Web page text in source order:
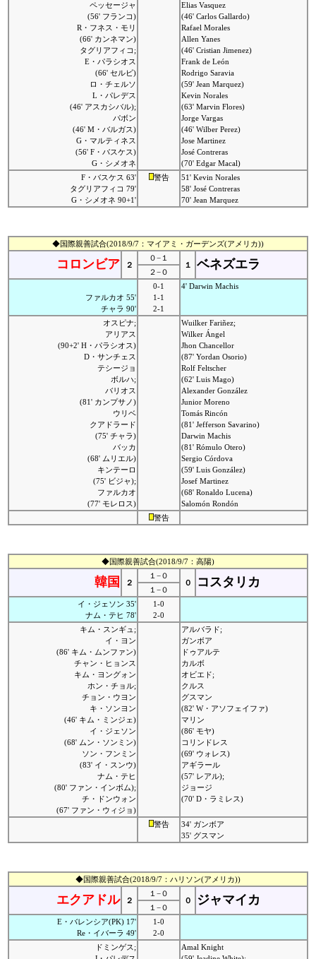
ペッセージャ
(56' フランコ)
R・フネス・モリ
(66' カンネマン)
タグリアフィコ;
E・パラシオス
(66' セルビ)
ロ・チェルソ
L・パレデス
(46' アスカシバル);
パボン
(46' M・バルガス)
G・マルティネス
(56' F・バスケス)
G・シメオネ
Elias Vasquez
(46' Carlos Gallardo)
Rafael Morales
Allen Yanes
(46' Cristian Jimenez)
Frank de León
Rodrigo Saravia
(59' Jean Marquez)
Kevin Norales
(63' Marvin Flores)
Jorge Vargas
(46' Wilber Perez)
Jose Martinez
José Contreras
(70' Edgar Macal)
F・バスケス 63'
タグリアフィコ 79'
G・シメオネ 90+1'
警告
51' Kevin Norales
58' José Contreras
70' Jean Marquez
◆国際親善試合(2018/9/7：マイアミ・ガーデンズ(アメリカ))
コロンビア ２
０−１
１
ベネズエラ
２−０
ファルカオ 55'
チャラ 90'
0-1
1-1
2-1
4' Darwin Machis
オスピナ;
アリアス
(90+2' H・パラシオス)
D・サンチェス
テシージョ
ボルハ;
バリオス
(81' カンプサノ)
ウリベ
クアドラード
(75' チャラ)
バッカ
(68' ムリエル)
キンテーロ
(75' ビジャ);
ファルカオ
(77' モレロス)
Wuilker Fariñez;
Wilker Ángel
Jhon Chancellor
(87' Yordan Osorio)
Rolf Feltscher
(62' Luis Mago)
Alexander González
Junior Moreno
Tomás Rincón
(81' Jefferson Savarino)
Darwin Machis
(81' Rómulo Otero)
Sergio Córdova
(59' Luis González)
Josef Martinez
(68' Ronaldo Lucena)
Salomón Rondón
警告
◆国際親善試合(2018/9/7：高陽)
韓国 ２
１−０
０
コスタリカ
１−０
イ・ジェソン 35'
ナム・テヒ 78'
1-0
2-0
キム・スンギュ;
イ・ヨン
(86' キム・ムンファン)
チャン・ヒョンス
キム・ヨングォン
ホン・チョル;
チョン・ウヨン
キ・ソンヨン
(46' キム・ミンジェ)
イ・ジェソン
(68' ムン・ソンミン)
ソン・フンミン
(83' イ・スンウ)
ナム・テヒ
(80' ファン・インボム);
チ・ドンウォン
(67' ファン・ウィジョ)
アルバラド;
ガンボア
ドゥアルテ
カルボ
オビエド;
クルス
グスマン
(82' W・アソフェイファ)
マリン
(86' モヤ)
コリンドレス
(69' ウォレス)
アギラール
(57' レアル);
ジョージ
(70' D・ラミレス)
警告
34' ガンボア
35' グスマン
◆国際親善試合(2018/9/7：ハリソン(アメリカ))
エクアドル ２
１−０
０
ジャマイカ
１−０
E・バレンシア(PK) 17'
Re・イバーラ 49'
1-0
2-0
ドミンゲス;
Amal Knight